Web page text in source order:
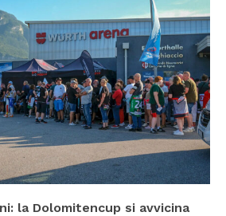
la Dolomitencup si avvicina